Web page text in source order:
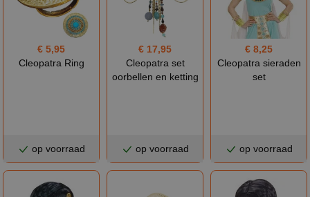
€ 5,95
Cleopatra Ring
op voorraad
€ 17,95
Cleopatra set
oorbellen en ketting
op voorraad
€ 8,25
Cleopatra sieraden
set
op voorraad